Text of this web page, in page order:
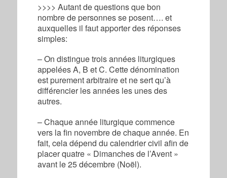
>>>> Autant de questions que bon
nombre de personnes se posent…. et
auxquelles il faut apporter des réponses
simples:
– On distingue trois années liturgiques
appelées A, B et C. Cette dénomination
est purement arbitraire et ne sert qu’à
différencier les années les unes des
autres.
– Chaque année liturgique commence
vers la fin novembre de chaque année. En
fait, cela dépend du calendrier civil afin de
placer quatre « Dimanches de l’Avent »
avant le 25 décembre (Noël).